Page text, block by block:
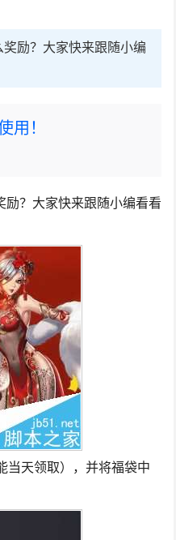
励？大家快来跟随小编
用！
？大家快来跟随小编看看
当天领取），并将福袋中